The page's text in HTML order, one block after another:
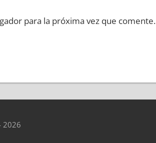
para la próxima vez que comente.
2026